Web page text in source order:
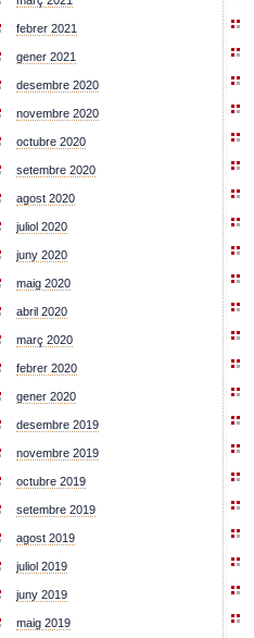
febrer 2021
gener 2021
desembre 2020
novembre 2020
octubre 2020
setembre 2020
agost 2020
juliol 2020
juny 2020
maig 2020
abril 2020
març 2020
febrer 2020
gener 2020
desembre 2019
novembre 2019
octubre 2019
setembre 2019
agost 2019
juliol 2019
juny 2019
maig 2019